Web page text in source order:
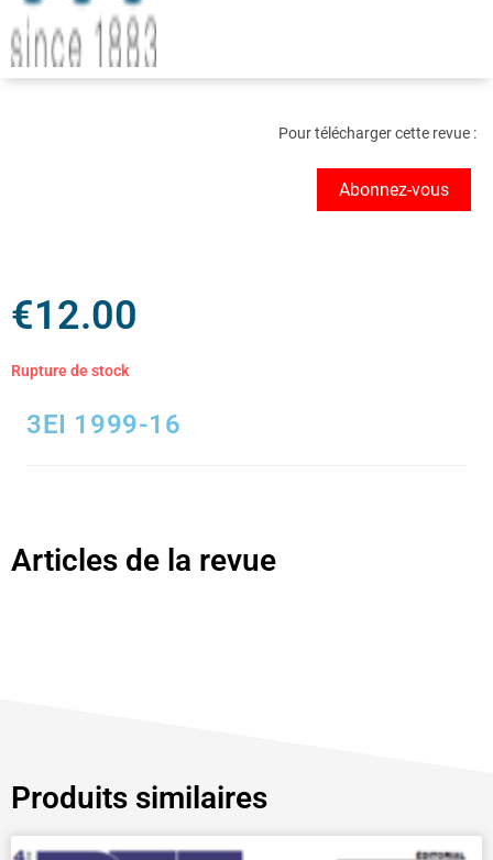
Pour télécharger cette revue :
Abonnez-vous
€12.00
Rupture de stock
3EI 1999-16
Articles de la revue
Produits similaires